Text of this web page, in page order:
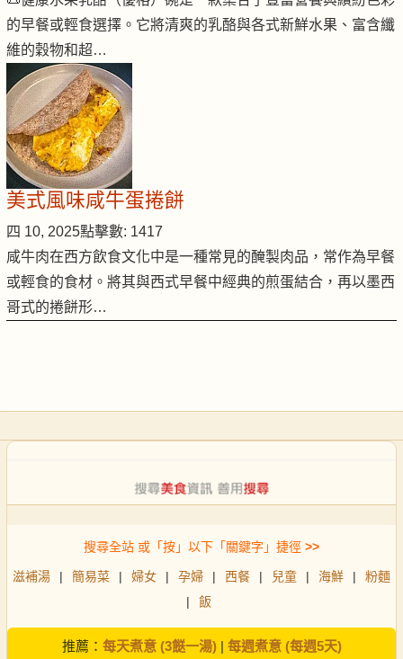
的早餐或輕食選擇。它將清爽的乳酪與各式新鮮水果、富含纖
維的穀物和超…
美式風味咸牛蛋捲餅
四 10, 2025點擊數: 1417
咸牛肉在西方飲食文化中是一種常見的醃製肉品，常作為早餐
或輕食的食材。將其與西式早餐中經典的煎蛋結合，再以墨西
哥式的捲餅形…
搜尋全站 或「按」以下「關鍵字」捷徑 >>
滋補湯 | 簡易菜 | 婦女 | 孕婦 | 西餐 | 兒童 | 海鮮 |
粉麵
|
飯
推薦： 每天煮意 (3餸一湯)| 每週煮意 (每週5天)